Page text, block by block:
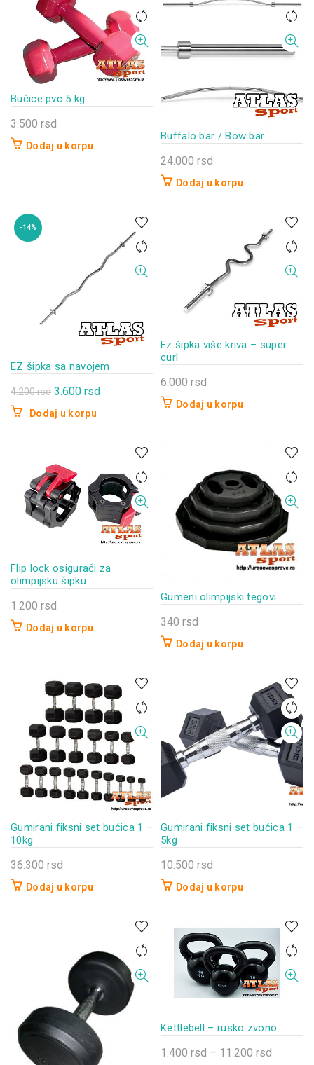
Bućice pvc 5 kg
3.500 rsd
Dodaj u korpu
Buffalo bar / Bow bar
24.000 rsd
Dodaj u korpu
-14%
EZ šipka sa navojem
4.200rsd Originalna
cena
4.200 rsd.
3.600 rsdTrenutna
Dodaj u korpu
Ez šipka više kriva – super
curl
6.000 rsd
Dodaj u korpu
Flip lock osigurači za
olimpijsku šipku
1.200 rsd
Dodaj u korpu
Gumeni olimpijski tegovi
340 rsd
Dodaj u korpu
Gumirani fiksni set bućica 1 –
10kg
36.300 rsd
Dodaj u korpu
Gumirani fiksni set bućica 1 –
5kg
10.500 rsd
Dodaj u korpu
Kettlebell – rusko zvono
1.400 rsd – 11.200 rsd